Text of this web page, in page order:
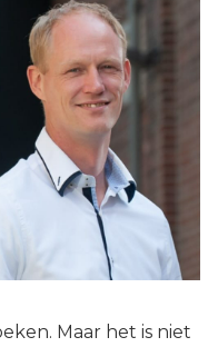
Maar het is niet